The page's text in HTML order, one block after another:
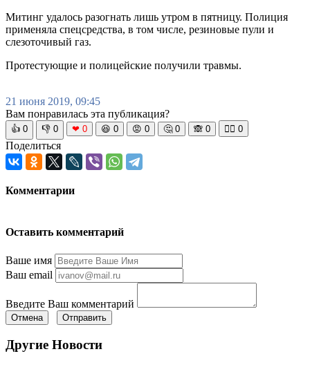
Митинг удалось разогнать лишь утром в пятницу. Полиция
применяла спецсредства, в том числе, резиновые пули и
слезоточивый газ.
Протестующие и полицейские получили травмы.
21 июня 2019, 09:45
Вам понравилась эта публикация?
👍 0 👎 0 ❤ 0 😆 0 😡 0 🤔 0 🙈 0 🧘‍♀️ 0
Поделиться
Комментарии
Оставить комментарий
Ваше имя
Ваш email
Введите Ваш комментарий
Отмена Отправить
Другие Новости